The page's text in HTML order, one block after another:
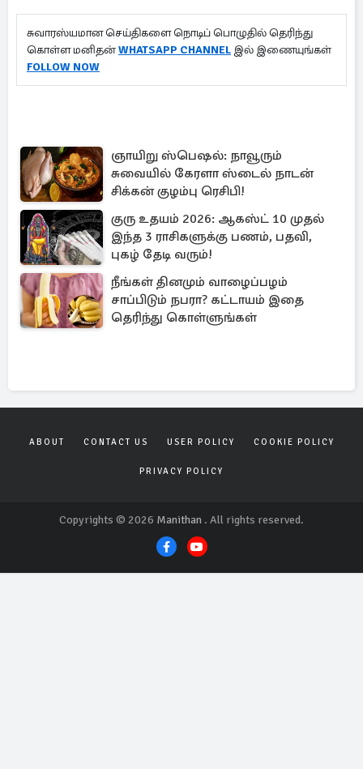
சுவாரஸ்யமான செய்திகளை நொடிப் பொழுதில் தெரிந்து
கொள்ள மனிதன்WHATSAPP CHANNEL இல் இணையுங்கள்
FOLLOW NOW
ஞாயிறு ஸ்பெஷல்: நாவூரும்
சுவையில் கேரளா ஸ்டைல் நாடன்
சிக்கன் குழம்பு ரெசிபி!
குரு உதயம் 2026: ஆகஸ்ட் 10 முதல்
இந்த 3 ராசிகளுக்கு பணம், பதவி,
புகழ் தேடி வரும்!
நீங்கள் தினமும் வாழைப்பழம்
சாப்பிடும் நபரா? கட்டாயம் இதை
தெரிந்து கொள்ளுங்கள்
ABOUT CONTACT US USER POLICY COOKIE POLICY
PRIVACY POLICY
Copyrights © 2026 Manithan . All rights reserved.